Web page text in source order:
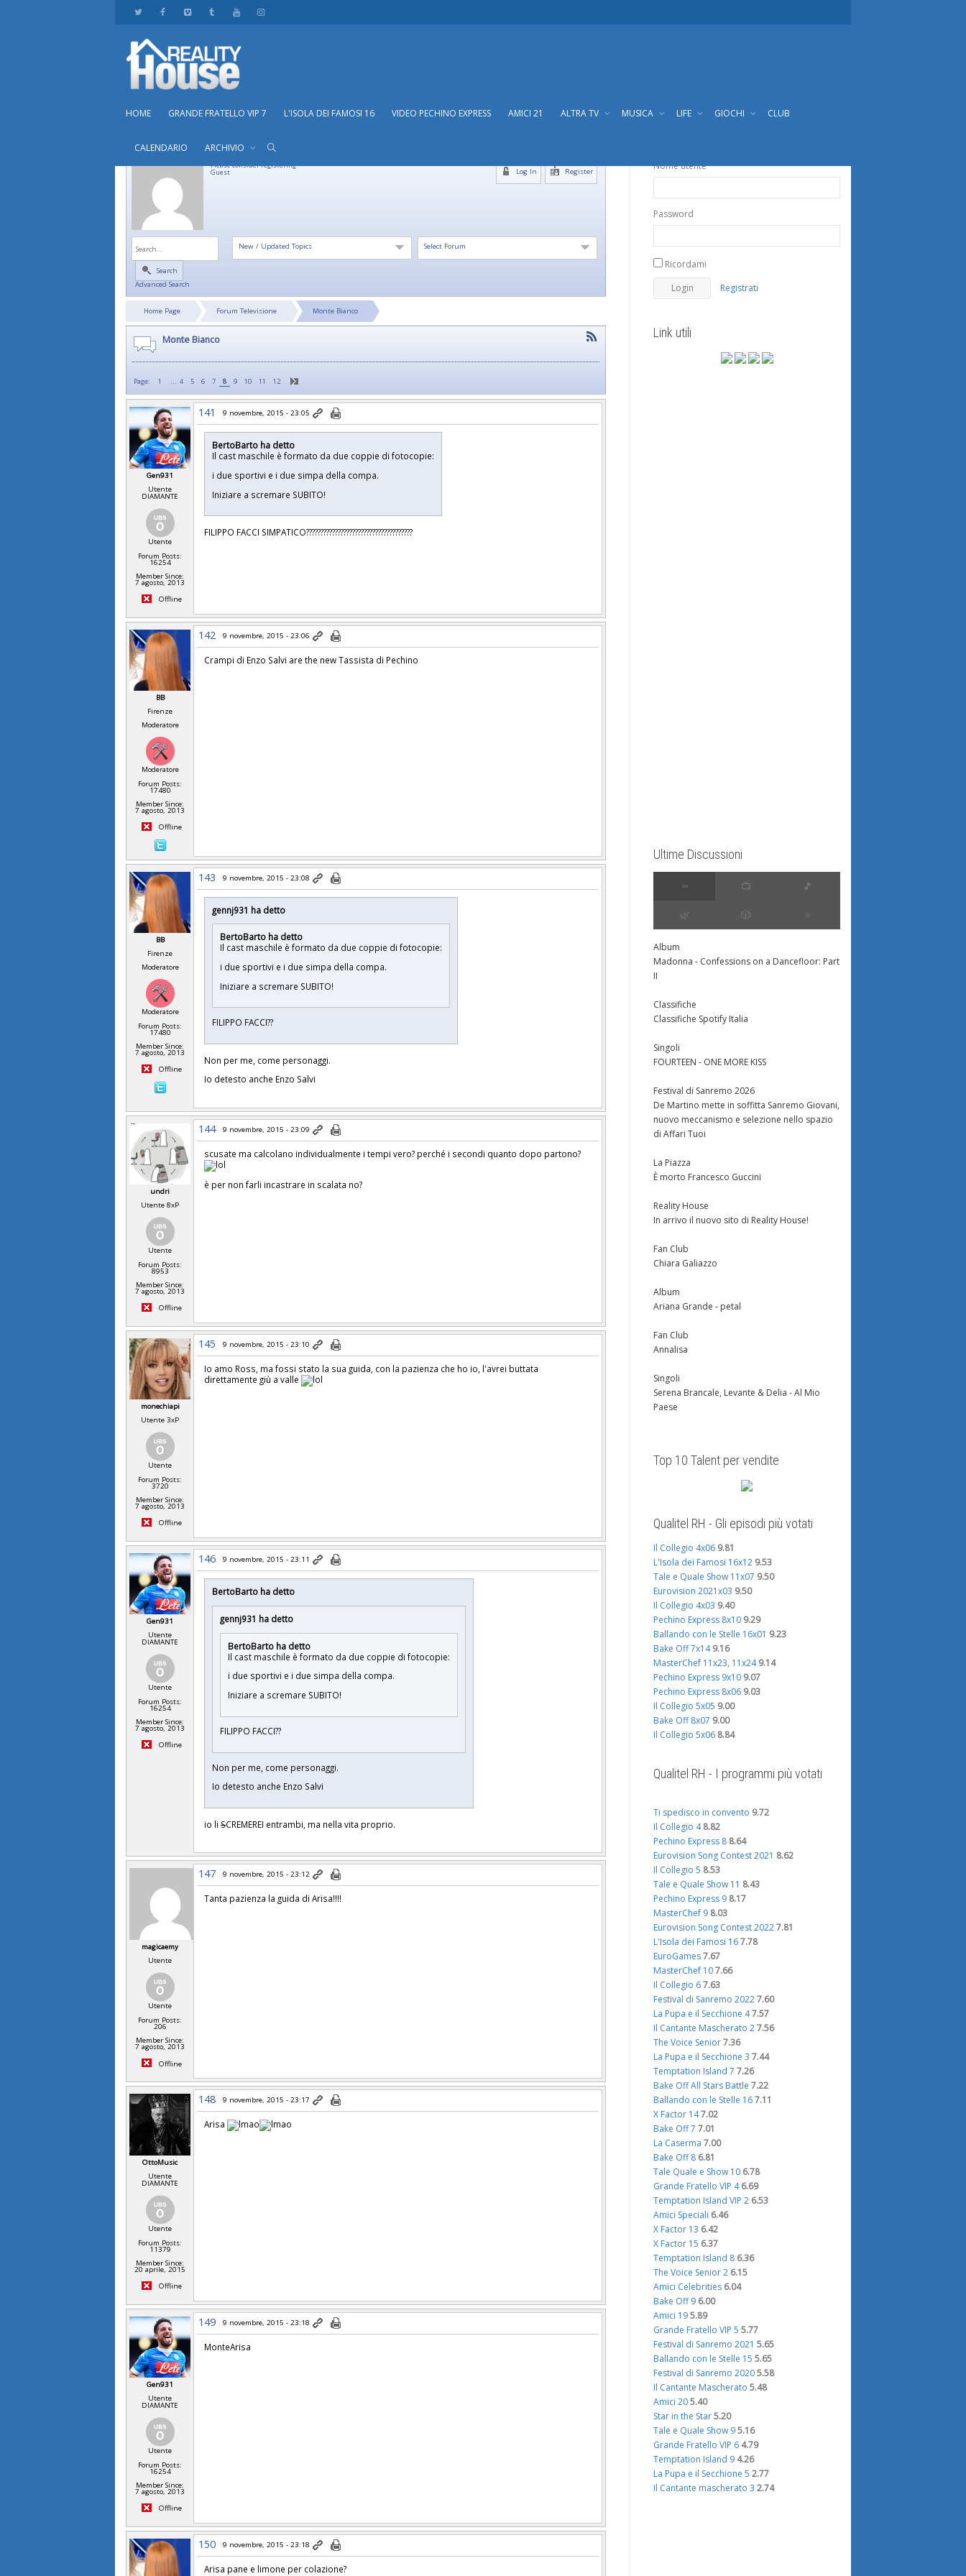
HOME GRANDE FRATELLO VIP 7 L'ISOLA DEI FAMOSI 16 VIDEO PECHINO EXPRESS AMICI 21 ALTRA TV MUSICA LIFE GIOCHI CLUB
CALENDARIO ARCHIVIO
Please consider registering
Guest Register
Log In
Select Forum
New / Updated Topics
Search
Advanced Search
Home Page Forum Televisione Monte Bianco
Monte Bianco
Page: 1 ... 4 5 6 7 8 9 10 11 12
Gen931
Utente
DIAMANTE
Utente
Forum Posts:
16254
Member Since:
7 agosto, 2013
Offline
141 9 novembre, 2015 - 23:05
BertoBarto ha detto
Il cast maschile è formato da due coppie di fotocopie:
i due sportivi e i due simpa della compa.
Iniziare a scremare SUBITO!
FILIPPO FACCI SIMPATICO?????????????????????????????????????
BB
Firenze
Moderatore
Moderatore
Forum Posts:
17480
Member Since:
7 agosto, 2013
Offline
142 9 novembre, 2015 - 23:06
Crampi di Enzo Salvi are the new Tassista di Pechino
BB
Firenze
Moderatore
Moderatore
Forum Posts:
17480
Member Since:
7 agosto, 2013
Offline
143 9 novembre, 2015 - 23:08
gennj931 ha detto
BertoBarto ha detto
Il cast maschile è formato da due coppie di fotocopie:
i due sportivi e i due simpa della compa.
Iniziare a scremare SUBITO!
FILIPPO FACCI??
Non per me, come personaggi.
Io detesto anche Enzo Salvi
undri
Utente 8xP
Utente
Forum Posts:
8953
Member Since:
7 agosto, 2013
Offline
144 9 novembre, 2015 - 23:09
scusate ma calcolano individualmente i tempi vero? perché i secondi quanto dopo partono?
è per non farli incastrare in scalata no?
monechiapi
Utente 3xP
Utente
Forum Posts:
3720
Member Since:
7 agosto, 2013
Offline
145 9 novembre, 2015 - 23:10
Io amo Ross, ma fossi stato la sua guida, con la pazienza che ho io, l'avrei buttata
direttamente giù a valle
Gen931
Utente
DIAMANTE
Utente
Forum Posts:
16254
Member Since:
7 agosto, 2013
Offline
146 9 novembre, 2015 - 23:11
BertoBarto ha detto
gennj931 ha detto
BertoBarto ha detto
Il cast maschile è formato da due coppie di fotocopie:
i due sportivi e i due simpa della compa.
Iniziare a scremare SUBITO!
FILIPPO FACCI??
Non per me, come personaggi.
Io detesto anche Enzo Salvi
io liSCREMEREI entrambi, ma nella vita proprio.
magicaemy
Utente
Utente
Forum Posts:
206
Member Since:
7 agosto, 2013
Offline
147 9 novembre, 2015 - 23:12
Tanta pazienza la guida di Arisa!!!!
OttoMusic
Utente
DIAMANTE
Utente
Forum Posts:
11379
Member Since:
20 aprile, 2015
Offline
148 9 novembre, 2015 - 23:17
Arisa
Gen931
Utente
DIAMANTE
Utente
Forum Posts:
16254
Member Since:
7 agosto, 2013
Offline
149 9 novembre, 2015 - 23:18
MonteArisa
150 9 novembre, 2015 - 23:18
Arisa pane e limone per colazione?
Nome utente
Password
Ricordami
Registrati
Link utili
Ultime Discussioni
∞ 📺 🎵
🌿 🎲 ⭐️
Album
Madonna - Confessions on a Dancefloor: Part
II
Classifiche
Classifiche Spotify Italia
Singoli
FOURTEEN - ONE MORE KISS
Festival di Sanremo 2026
De Martino mette in soffitta Sanremo Giovani,
nuovo meccanismo e selezione nello spazio
di Affari Tuoi
La Piazza
È morto Francesco Guccini
Reality House
In arrivo il nuovo sito di Reality House!
Fan Club
Chiara Galiazzo
Album
Ariana Grande - petal
Fan Club
Annalisa
Singoli
Serena Brancale, Levante & Delia - Al Mio
Paese
Top 10 Talent per vendite
Qualitel RH - Gli episodi più votati
Il Collegio 4x06 9.81
L'Isola dei Famosi 16x12 9.53
Tale e Quale Show 11x07 9.50
Eurovision 2021x03 9.50
Il Collegio 4x03 9.40
Pechino Express 8x10 9.29
Ballando con le Stelle 16x01 9.23
Bake Off 7x14 9.16
MasterChef 11x23, 11x24 9.14
Pechino Express 9x10 9.07
Pechino Express 8x06 9.03
Il Collegio 5x05 9.00
Bake Off 8x07 9.00
Il Collegio 5x06 8.84
Qualitel RH - I programmi più votati
Ti spedisco in convento 9.72
Il Collegio 4 8.82
Pechino Express 8 8.64
Eurovision Song Contest 2021 8.62
Il Collegio 5 8.53
Tale e Quale Show 11 8.43
Pechino Express 9 8.17
MasterChef 9 8.03
Eurovision Song Contest 20227.81
L'Isola dei Famosi 167.78
EuroGames7.67
MasterChef 107.66
Il Collegio 67.63
Festival di Sanremo 20227.60
La Pupa e il Secchione 47.57
Il Cantante Mascherato 27.56
The Voice Senior7.36
La Pupa e il Secchione 3 7.44
Temptation Island 7 7.26
Bake Off All Stars Battle 7.22
Ballando con le Stelle 167.11
X Factor 147.02
Bake Off 7 7.01
La Caserma 7.00
Bake Off 8 6.81
Tale Quale e Show 10 6.78
Grande Fratello VIP 4 6.69
Temptation Island VIP 2 6.53
Amici Speciali 6.46
X Factor 13 6.42
X Factor 15 6.37
Temptation Island 8 6.36
The Voice Senior 2 6.15
Amici Celebrities 6.04
Bake Off 9 6.00
Amici 195.89
Grande Fratello VIP 5 5.77
Festival di Sanremo 2021 5.65
Ballando con le Stelle 15 5.65
Festival di Sanremo 20205.58
Il Cantante Mascherato 5.48
Amici 205.40
Star in the Star5.20
Tale e Quale Show 95.16
Grande Fratello VIP 6 4.79
Temptation Island 9 4.26
La Pupa e il Secchione 5 2.77
Il Cantante mascherato 3 2.74